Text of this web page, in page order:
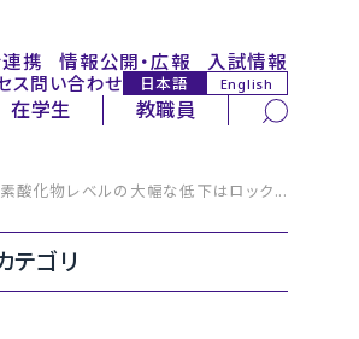
携 情報公開・広報 入試情報
ス問い合わせ 日本語 English
在学生 教職員
酸化物レベルの大幅な低下はロック...
テゴリ